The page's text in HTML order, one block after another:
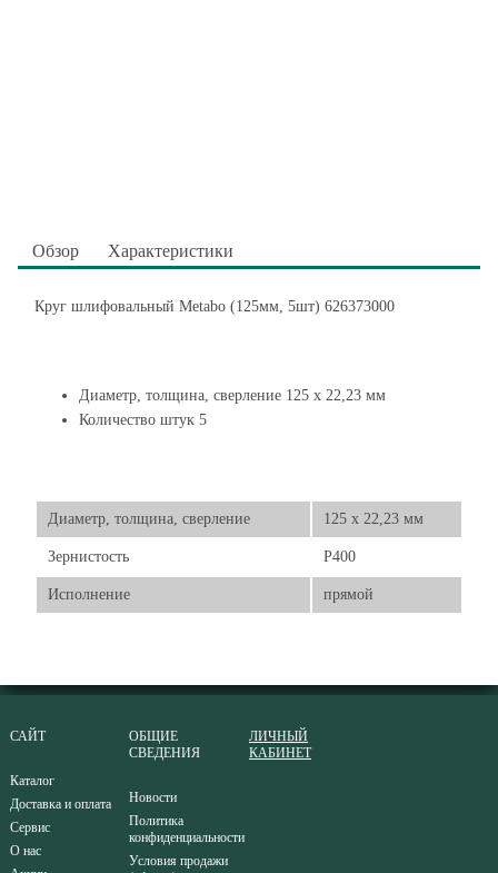
Обзор Характеристики
Круг шлифовальный Metabo (125мм, 5шт) 626373000
Диаметр, толщина, сверление 125 x 22,23 мм
Количество штук 5
Диаметр, толщина, сверление 125 x 22,23 мм
Зернистость Р400
Исполнение прямой
САЙТ
Каталог
Доставка и оплата
Сервис
О нас
ОБЩИЕ
СВЕДЕНИЯ
Новости
Политика
конфиденциальности
Условия продажи
ЛИЧНЫЙ
КАБИНЕТ